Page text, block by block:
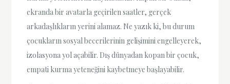
ekranda bir avatarla geçirilen saatler, gerçek
arkadaşlıkların yerini alamaz. Ne yazık ki, bu durum
çocukların sosyal becerilerinin gelişimini engelleyerek,
izolasyona yol açabilir. Dış dünyadan kopan bir çocuk,
empati kurma yeteneğini kaybetmeye başlayabilir.